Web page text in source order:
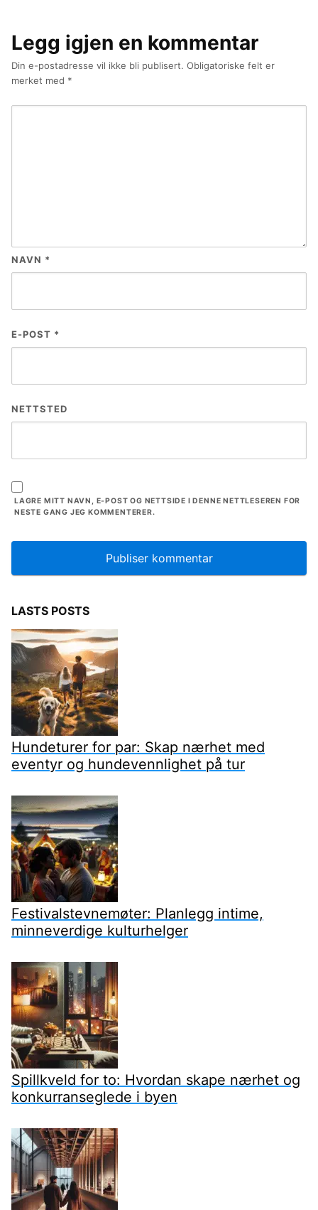
Legg igjen en kommentar
Din e-postadresse vil ikke bli publisert. Obligatoriske felt er
merket med *
NAVN *
E-POST *
NETTSTED
LAGRE MITT NAVN, E-POST OG NETTSIDE I DENNE NETTLESEREN FOR
NESTE GANG JEG KOMMENTERER.
LASTS POSTS
Hundeturer for par: Skap nærhet med
eventyr og hundevennlighet på tur
Festivalstevnemøter: Planlegg intime,
minneverdige kulturhelger
Spillkveld for to: Hvordan skape nærhet og
konkurranseglede i byen